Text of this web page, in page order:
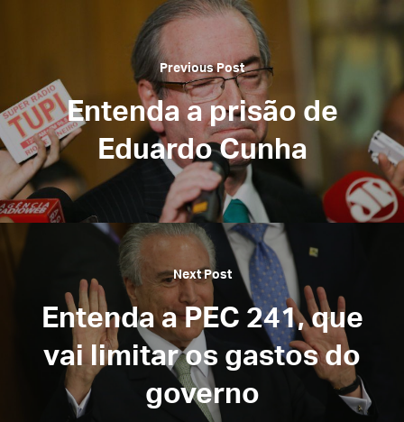
Previous Post
Entenda a prisão de
Eduardo Cunha
Next Post
Entenda a PEC 241, que
vai limitar os gastos do
governo